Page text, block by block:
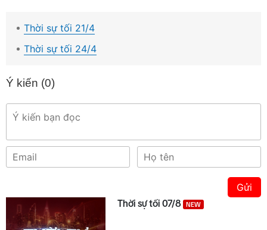
Thời sự tối 21/4
Thời sự tối 24/4
Ý kiến (0)
Gửi
Thời sự tối 07/8 NEW